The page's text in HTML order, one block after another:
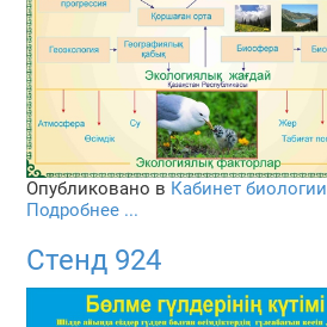
Опубликовано в Кабинет биологии
Подробнее ...
Стенд 924